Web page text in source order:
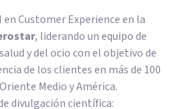
en Customer Experience en la
, liderando un equipo de
y del ocio con el objetivo de
de los clientes en más de 100
Medio y América.
divulgación científica: